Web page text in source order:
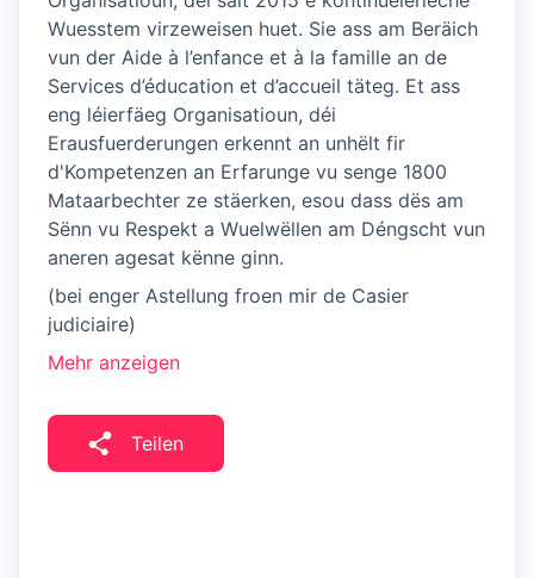
Wuesstem virzeweisen huet. Sie ass am Beräich
vun der Aide à l’enfance et à la famille an de
Services d’éducation et d’accueil täteg. Et ass
eng léierfäeg Organisatioun, déi
Erausfuerderungen erkennt an unhëlt fir
d'Kompetenzen an Erfarunge vu senge 1800
Mataarbechter ze stäerken, esou dass dës am
Sënn vu Respekt a Wuelwëllen am Déngscht vun
aneren agesat kënne ginn.
(bei enger Astellung froen mir de Casier
judiciaire)
Mehr anzeigen
Teilen